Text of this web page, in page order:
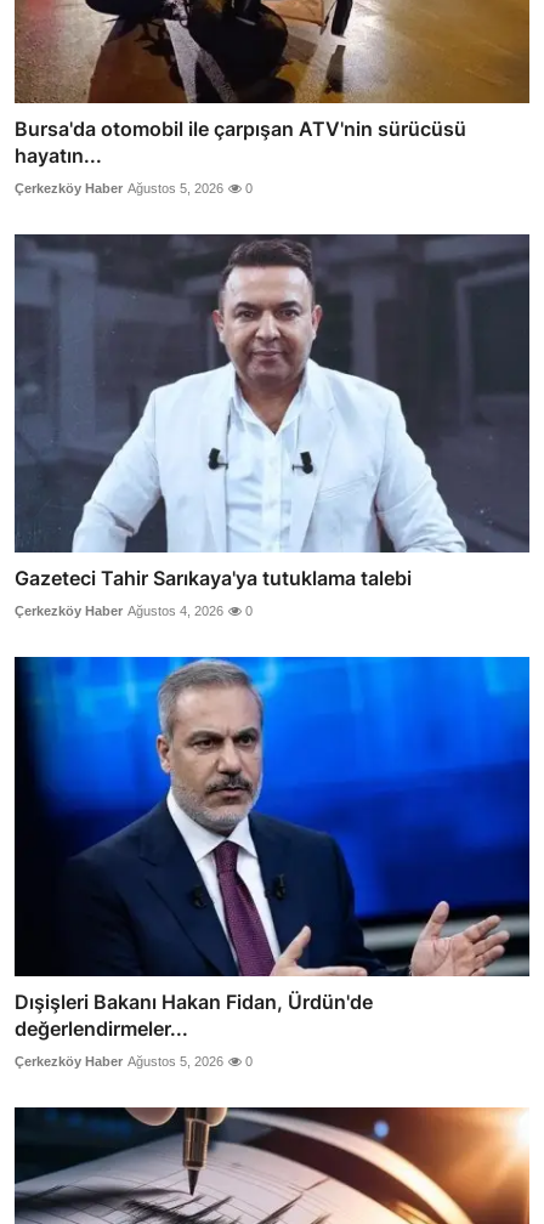
Bursa'da otomobil ile çarpışan ATV'nin sürücüsü
hayatın...
Çerkezköy Haber Ağustos 5, 2026 0
Gazeteci Tahir Sarıkaya'ya tutuklama talebi
Çerkezköy Haber Ağustos 4, 2026 0
Dışişleri Bakanı Hakan Fidan, Ürdün'de
değerlendirmeler...
Çerkezköy Haber Ağustos 5, 2026 0